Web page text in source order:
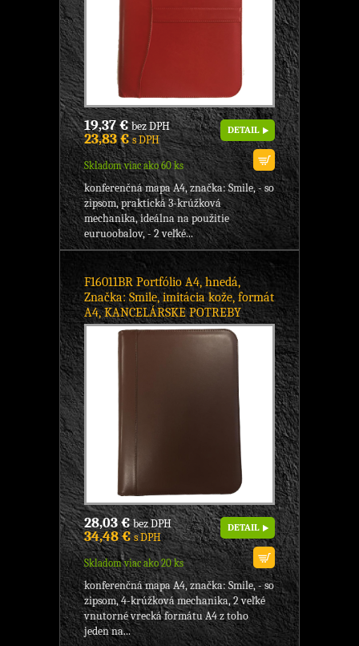
19,37 €bez DPH
23,83 €s DPH
Skladom viac ako 60 ks
DETAIL
konferenčná mapa A4, značka: Smile, - so
zipsom, praktická 3-krúžková
mechanika, ideálna na použitie
euruoobalov, - 2 veľké...
F16011BR Portfólio A4, hnedá,
Značka: Smile, imitácia kože, formát
A4, KANCELÁRSKE POTREBY
28,03 €bez DPH
34,48 €s DPH
Skladom viac ako 20 ks
DETAIL
konferenčná mapa A4, značka: Smile, - so
zipsom, 4-krúžková mechanika, 2 veľké
vnutorné vrecká formátu A4 z toho
jeden na...